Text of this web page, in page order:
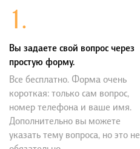
1.
Вы задаете свой вопрос через
простую форму.
Все бесплатно. Форма очень
короткая: только сам вопрос,
номер телефона и ваше имя.
Дополнительно вы можете
указать тему вопроса, но это не